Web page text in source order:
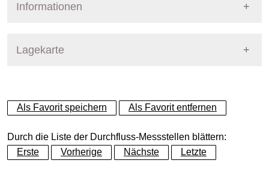
Informationen
Lagekarte
+
−
Als Favorit speichern Als Favorit entfernen
Durch die Liste der Durchfluss-Messstellen blättern:
Erste
Vorherige Nächste Letzte